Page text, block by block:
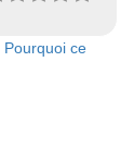
Pourquoi ce